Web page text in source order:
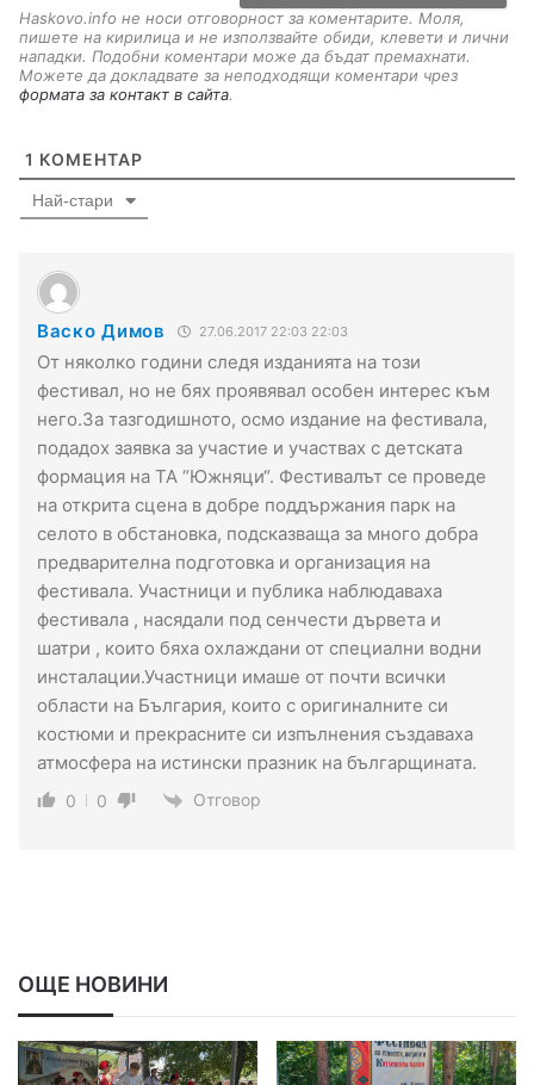
Haskovo.info не носи отговорност за коментарите. Моля,
пишете на кирилица и не използвайте обиди, клевети и лични
нападки. Подобни коментари може да бъдат премахнати.
Можете да докладвате за неподходящи коментари чрез
формата за контакт в сайта.
1 КОМЕНТАР
Най-стари
Васко Димов 27.06.2017 22:03 22:03
От няколко години следя изданията на този
фестивал, но не бях проявявал особен интерес към
него.За тазгодишното, осмо издание на фестивала,
подадох заявка за участие и участвах с детската
формация на ТА “Южняци“. Фестивалът се проведе
на открита сцена в добре поддържания парк на
селото в обстановка, подсказваща за много добра
предварителна подготовка и организация на
фестивала. Участници и публика наблюдаваха
фестивала , насядали под сенчести дървета и
шатри , които бяха охлаждани от специални водни
инсталации.Участници имаше от почти всички
области на България, които с оригиналните си
костюми и прекрасните си изпълнения създаваха
атмосфера на истински празник на българщината.
0 0 Отговор
ОЩЕ НОВИНИ